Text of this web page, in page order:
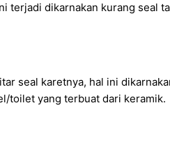
dikarnakan kurang seal
seal karetnya, hal ini
toilet yang terbuat dari keramik.